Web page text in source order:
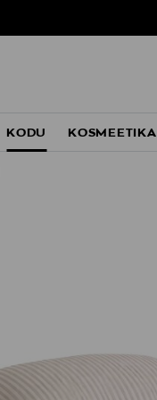
KODU KOSMEETIKA